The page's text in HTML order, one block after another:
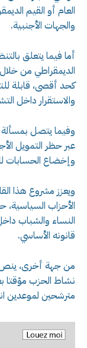
العام أو القيم
والجهات الأجنبية.
أما فيما يتعلق
الديمقراطي من
كحد أقصى، قابلة
والاستقرار داخل
وفيما يتصل بمسألة
عبر حظر التمويل
وإخضاع الحسابات
ويعزز مشروع هذا
الأحزاب
النساء والشباب
قانونه الأساسي.
من جهة أخرى، ينص
نشاط الحزب مؤقتا
مترشحين لموعدين